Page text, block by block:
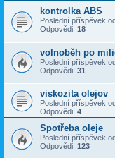
kontrolka ABS
Poslední příspěvek od
Odpovědi: 18
volnoběh po
Poslední příspěvek
Odpovědi: 31
viskozita olejov
Poslední příspěvek od
Odpovědi: 4
Spotřeba oleje
Poslední příspěvek od
Odpovědi: 123